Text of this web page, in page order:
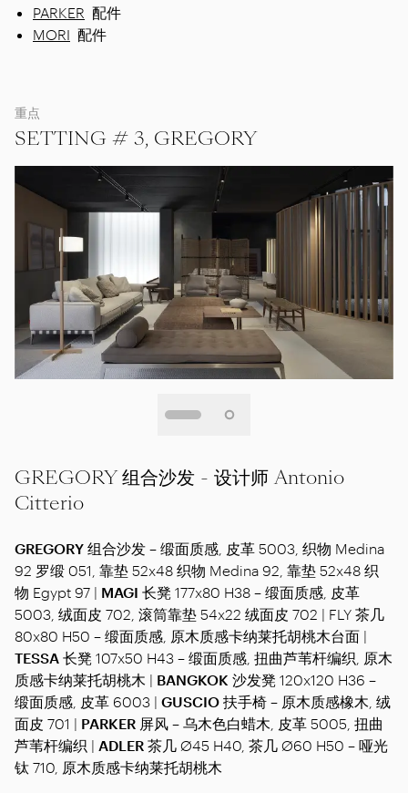
PARKER 配件
MORI 配件
重点
SETTING # 3, GREGORY
GREGORY 组合沙发 - 设计师 Antonio
Citterio
GREGORY 组合沙发 – 缎面质感, 皮革 5003, 织物 Medina
92 罗缎 051, 靠垫 52x48 织物 Medina 92, 靠垫 52x48 织
物 Egypt 97 | MAGI 长凳 177x80 H38 – 缎面质感, 皮革
5003, 绒面皮 702, 滚筒靠垫 54x22 绒面皮 702 | FLY 茶几
80x80 H50 – 缎面质感, 原木质感卡纳莱托胡桃木台面 |
TESSA 长凳 107x50 H43 – 缎面质感, 扭曲芦苇杆编织, 原木
质感卡纳莱托胡桃木 | BANGKOK 沙发凳 120x120 H36 –
缎面质感, 皮革 6003 | GUSCIO 扶手椅 – 原木质感橡木, 绒
面皮 701 | PARKER 屏风 – 乌木色白蜡木, 皮革 5005, 扭曲
芦苇杆编织 | ADLER 茶几 Ø45 H40, 茶几 Ø60 H50 – 哑光
钛 710, 原木质感卡纳莱托胡桃木